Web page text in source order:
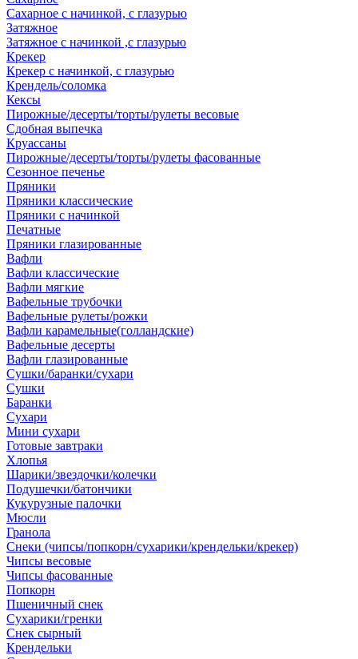
Сахарное с начинкой, с глазурью
Затяжное
Затяжное с начинкой ,с глазурью
Крекер
Крекер с начинкой, с глазурью
Крендель/соломка
Кексы
Пирожные/десерты/торты/рулеты весовые
Сдобная выпечка
Круассаны
Пирожные/десерты/торты/рулеты фасованные
Сезонное печенье
Пряники
Пряники классические
Пряники с начинкой
Печатные
Пряники глазированные
Вафли
Вафли классические
Вафли мягкие
Вафельные трубочки
Вафельные рулеты/рожки
Вафли карамельные(голландские)
Вафельные десерты
Вафли глазированные
Сушки/баранки/сухари
Сушки
Баранки
Сухари
Мини сухари
Готовые завтраки
Хлопья
Шарики/звездочки/колечки
Подушечки/батончики
Кукурузные палочки
Мюсли
Гранола
Снеки (чипсы/попкорн/сухарики/крендельки/крекер)
Чипсы весовые
Чипсы фасованные
Попкорн
Пшеничный снек
Сухарики/гренки
Снек сырный
Крендельки